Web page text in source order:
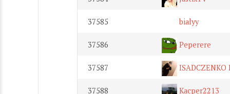
37585 bialyy
37586 Peperere
37587 ISADCZENKO
37588 Kacper2213